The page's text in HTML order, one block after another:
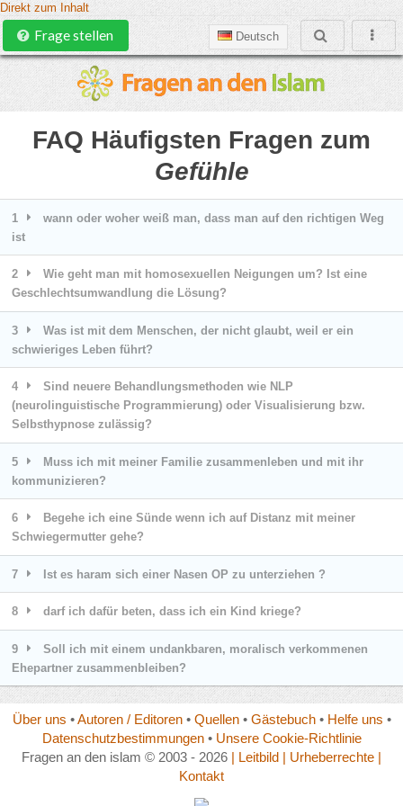
Direkt zum Inhalt
Deutsch
Frage stellen
FAQ Häufigsten Fragen zum
Gefühle
1
wann oder woher weiß man, dass man auf den richtigen Weg
ist
2
Wie geht man mit homosexuellen Neigungen um? Ist eine
Geschlechtsumwandlung die Lösung?
3
Was ist mit dem Menschen, der nicht glaubt, weil er ein
schwieriges Leben führt?
4
Sind neuere Behandlungsmethoden wie NLP
(neurolinguistische Programmierung) oder Visualisierung bzw.
Selbsthypnose zulässig?
5
Muss ich mit meiner Familie zusammenleben und mit ihr
kommunizieren?
6
Begehe ich eine Sünde wenn ich auf Distanz mit meiner
Schwiegermutter gehe?
7 Ist es haram sich einer Nasen OP zu unterziehen ?
8 darf ich dafür beten, dass ich ein Kind kriege?
9
Soll ich mit einem undankbaren, moralisch verkommenen
Ehepartner zusammenbleiben?
Über uns •Autoren / Editoren• Quellen• Gästebuch• Helfe uns •
Datenschutzbestimmungen• Unsere Cookie-Richtlinie
Fragen an den islam © 2003 - 2026
| Leitbild | Urheberrechte
Kontakt